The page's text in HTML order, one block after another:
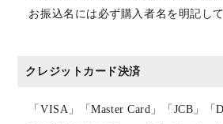
お振込名には必ず購入者名を明記し
クレジットカード決済
「VISA」「Master Card」「JCB」